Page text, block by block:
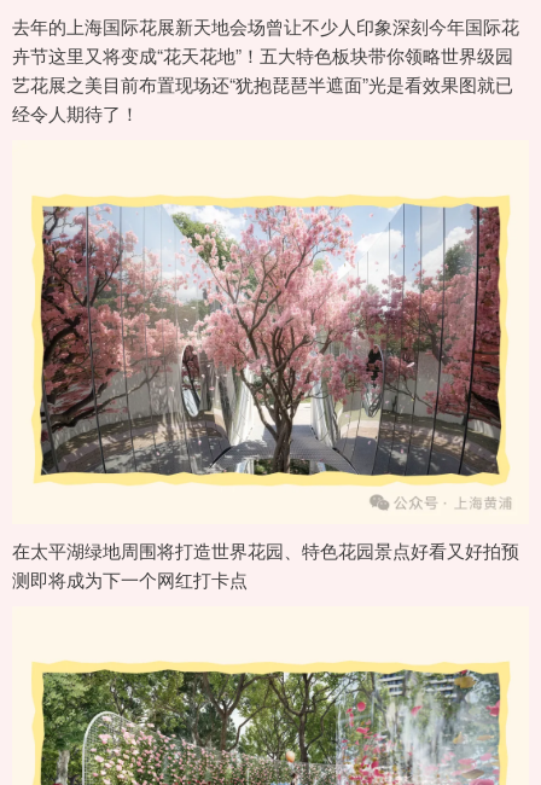
去年的上海国际花展新天地会场曾让不少人印象深刻今年国际花
卉节这里又将变成“花天花地”！五大特色板块带你领略世界级园
艺花展之美目前布置现场还“犹抱琵琶半遮面”光是看效果图就已
经令人期待了！
在太平湖绿地周围将打造世界花园、特色花园景点好看又好拍预
测即将成为下一个网红打卡点